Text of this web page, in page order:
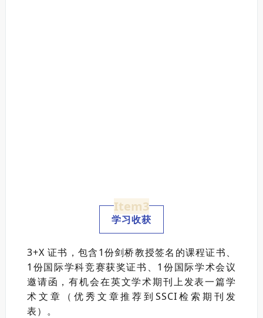
Item3
学习收获
3+X 证书，包含1份剑桥教授签名的课程证书、
1份国际学科竞赛获奖证书、1份国际学术会议
邀请函，有机会在英文学术期刊上发表一篇学
术文章（优秀文章推荐到SSCI检索期刊发
表）。